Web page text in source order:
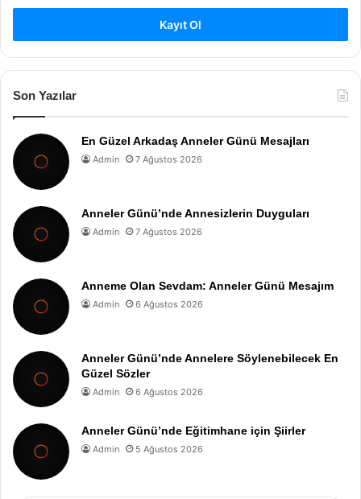
Kayıt Ol
Son Yazılar
En Güzel Arkadaş Anneler Günü Mesajları
Admin 7 Ağustos 2026
Anneler Günü’nde Annesizlerin Duyguları
Admin 7 Ağustos 2026
Anneme Olan Sevdam: Anneler Günü Mesajım
Admin 6 Ağustos 2026
Anneler Günü’nde Annelere Söylenebilecek En
Güzel Sözler
Admin 6 Ağustos 2026
Anneler Günü’nde Eğitimhane için Şiirler
Admin 5 Ağustos 2026